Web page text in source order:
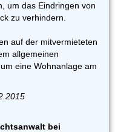
um das Eindringen von
zu verhindern.
auf der mitvermieteten
allgemeinen
eine Wohnanlage am
bei